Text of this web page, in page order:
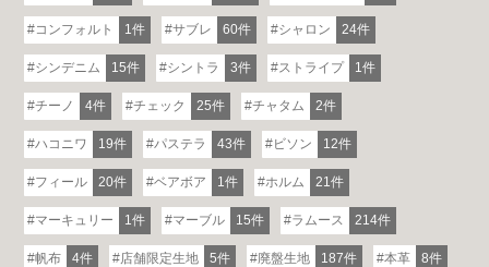
コンフォルト 1件 サブレ 60件 シャロン 24件
シンデニム 15件 シントラ 3件 ストライプ 1件
チーノ 4件 チェック 25件 チャタム 2件
ハコニワ 19件 パステラ 43件 ビソン 12件
フィール 20件 ベアボア 1件 ホルム 21件
マーキュリー 1件 マーブル 15件 ラムース 214件
帆布 4件 店舗限定生地 5件 廃盤生地 187件 本革 8件